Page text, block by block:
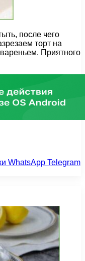
после чего
торт на
Приятного
WhatsApp Telegram